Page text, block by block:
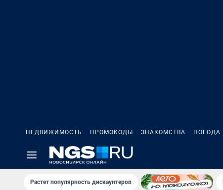
НЕДВИЖИМОСТЬ ПРОМОКОДЫ ЗНАКОМСТВА ПОГОДА
Растет популярность дискаунтеров